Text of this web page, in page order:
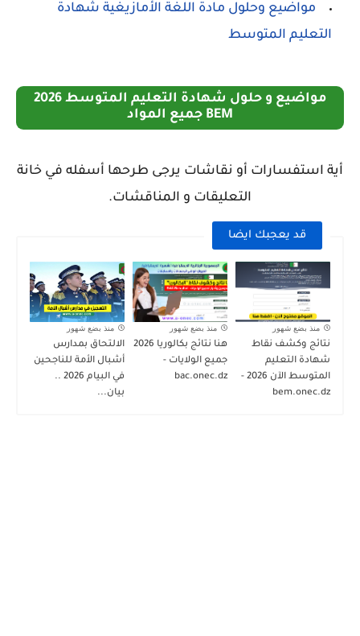
مواضيع وحلول مادة اللغة الأمازيغية شهادة
التعليم المتوسط
مواضيع و حلول شهادة التعليم المتوسط 2026
BEM جميع المواد
أية استفسارات أو نقاشات يرجى طرحها أسفله في خانة
التعليقات و المناقشات.
قد يعجبك ايضا
منذ بضع شهور
نتائج وكشف نقاط
شهادة التعليم
المتوسط الآن 2026 -
bem.onec.dz
منذ بضع شهور
هنا نتائج بكالوريا 2026
جميع الولايات -
bac.onec.dz
منذ بضع شهور
الالتحاق بمدارس
أشبال الأمة للناجحين
في البيام 2026 ..
بيان...